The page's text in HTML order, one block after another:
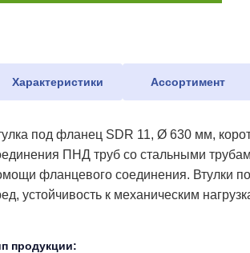
Характеристики Ассортимент
под фланец SDR 11, Ø 630 мм,
ПНД труб со стальными
фланцевого соединения. Втулки
устойчивость к механическим
продукции: